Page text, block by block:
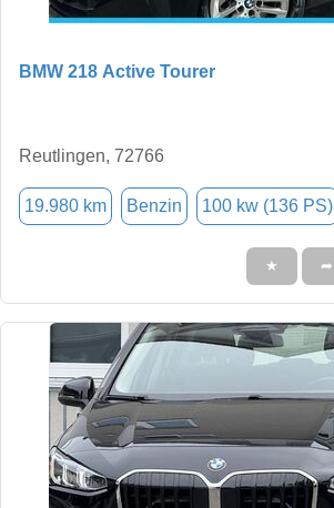
BMW 218 Active Tourer
Reutlingen, 72766
19.980 km Benzin 100 kw (136 PS)
★ ➦